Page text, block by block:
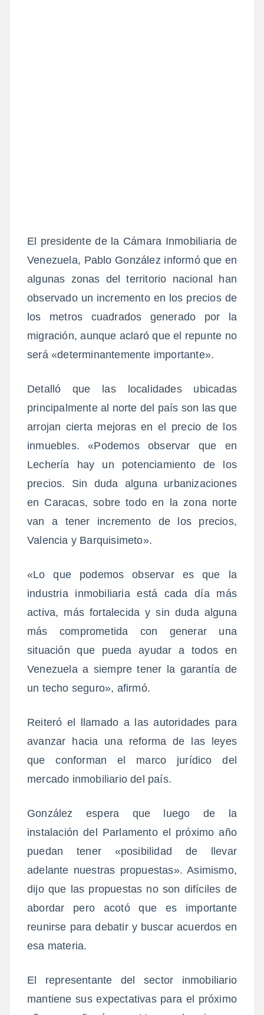
El presidente de la Cámara Inmobiliaria de
Venezuela, Pablo González informó que en
algunas zonas del territorio nacional han
observado un incremento en los precios de
los metros cuadrados generado por la
migración, aunque aclaró que el repunte no
será «determinantemente importante».
Detalló que las
localidades ubicadas
principalmente al norte del país son las que
arrojan cierta mejoras en el precio de los
inmuebles. «Podemos observar que en
Lechería hay un potenciamiento de los
precios. Sin duda alguna urbanizaciones
en Caracas, sobre todo en la zona norte
van a tener incremento de los precios,
Valencia y Barquisimeto».
«Lo que podemos observar es que la
industria inmobiliaria está cada día más
activa, más fortalecida y sin duda alguna
más comprometida con generar una
situación que pueda ayudar a todos en
Venezuela a siempre tener la garantía de
un techo seguro», afirmó.
Reiteró el llamado a las autoridades para
avanzar hacia una reforma de las leyes
que conforman el marco jurídico del
mercado inmobiliario del país.
González espera que luego de la
instalación del Parlamento el próximo año
puedan tener «posibilidad de llevar
adelante nuestras propuestas». Asimismo,
dijo que las propuestas no son difíciles de
abordar pero acotó que es importante
reunirse para debatir y buscar acuerdos en
esa materia.
El representante del sector inmobiliario
mantiene sus expectativas para el próximo